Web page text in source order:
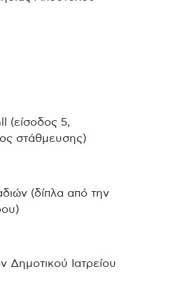
(είσοδος 5,
στάθμευσης)
(δίπλα από την
Δημοτικού Ιατρείου